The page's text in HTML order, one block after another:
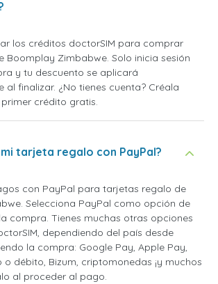
los créditos doctorSIM para comprar
Boomplay Zimbabwe. Solo inicia sesión
y tu descuento se aplicará
finalizar. ¿No tienes cuenta? Créala
crédito gratis.
tarjeta regalo con PayPal?
con PayPal para tarjetas regalo de
Selecciona PayPal como opción de
compra. Tienes muchas otras opciones
dependiendo del país desde
la compra: Google Pay, Apple Pay,
débito, Bizum, criptomonedas ¡y muchos
al proceder al pago.